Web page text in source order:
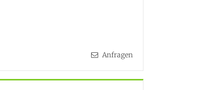
Anfragen